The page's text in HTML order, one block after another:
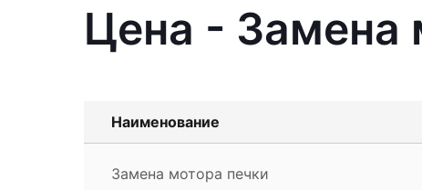
Цена - Замена
Наименование
Замена мотора печки